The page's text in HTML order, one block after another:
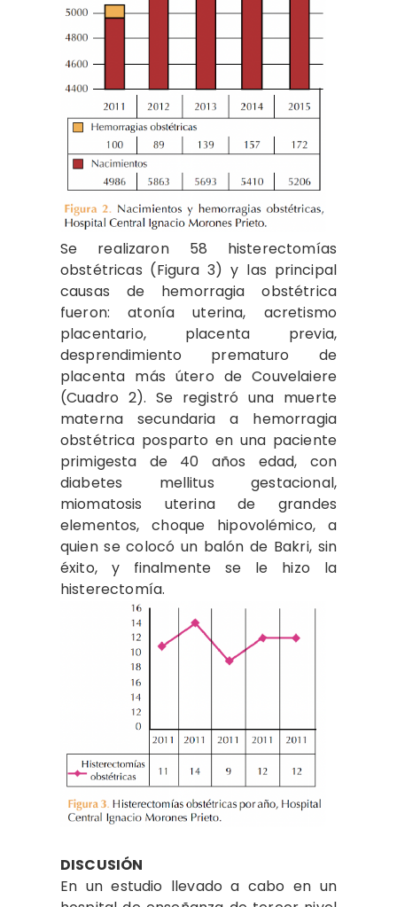
Se realizaron 58 histerectomías
obstétricas (Figura 3) y las principal
causas de hemorragia obstétrica
fueron: atonía uterina, acretismo
placentario, placenta previa,
desprendimiento prematuro de
placenta más útero de Couvelaiere
(Cuadro 2). Se registró una muerte
materna secundaria a hemorragia
obstétrica posparto en una paciente
primigesta de 40 años edad, con
diabetes mellitus gestacional,
miomatosis uterina de grandes
elementos, choque hipovolémico, a
quien se colocó un balón de Bakri, sin
éxito, y finalmente se le hizo la
histerectomía.
DISCUSIÓN
En un estudio llevado a cabo en un